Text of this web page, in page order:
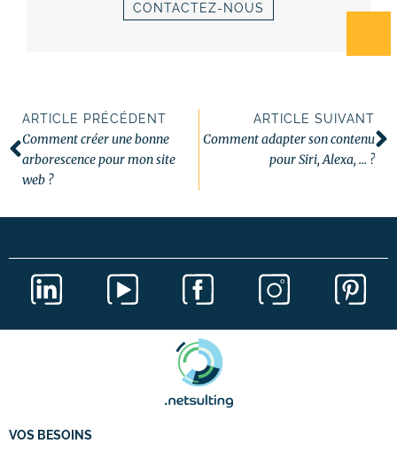
CONTACTEZ-NOUS
ARTICLE PRÉCÉDENT
Comment créer une bonne
arborescence pour mon site
web ?
ARTICLE SUIVANT
Comment adapter son contenu
pour Siri, Alexa, … ?
VOS BESOINS